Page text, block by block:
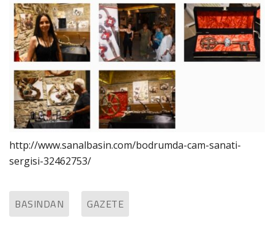
http://www.sanalbasin.com/bodrumda-cam-sanati-
sergisi-32462753/
BASINDAN GAZETE